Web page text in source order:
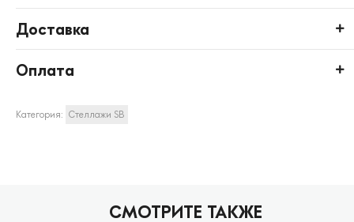
Доставка
Оплата
Категория: Стеллажи SB
СМОТРИТЕ ТАКЖЕ